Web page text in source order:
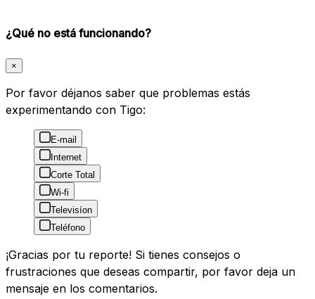
¿Qué no está funcionando?
×
Por favor déjanos saber que problemas estás
experimentando con Tigo:
E-mail
Internet
Corte Total
Wi-fi
Televisíon
Teléfono
¡Gracias por tu reporte! Si tienes consejos o
frustraciones que deseas compartir, por favor deja un
mensaje en los comentarios.